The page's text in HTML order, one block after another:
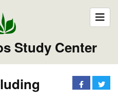
Study Center